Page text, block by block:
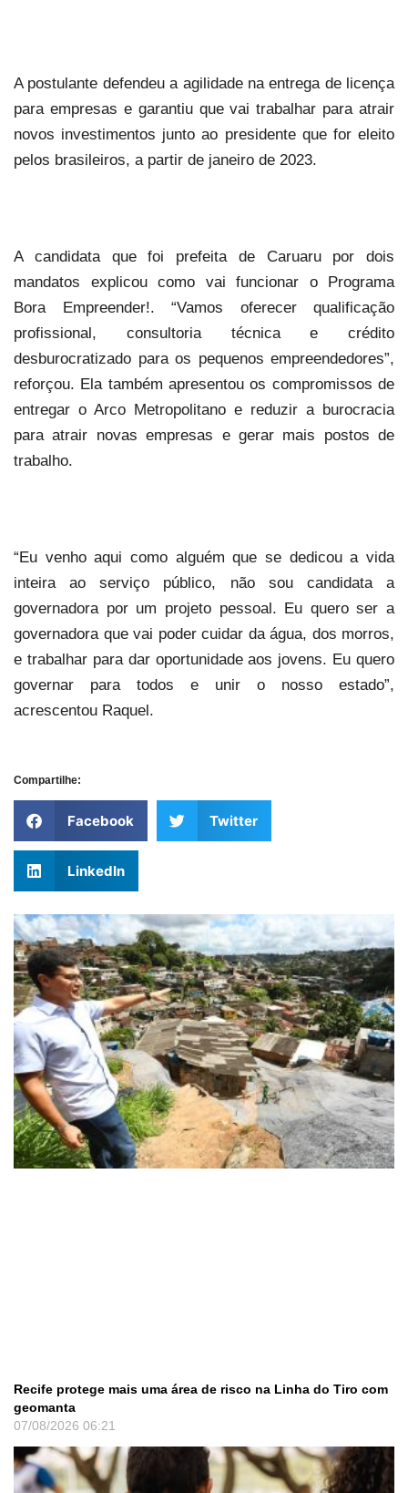
A postulante defendeu a agilidade na entrega de licença
para empresas e garantiu que vai trabalhar para atrair
novos investimentos junto ao presidente que for eleito
pelos brasileiros, a partir de janeiro de 2023.
A candidata que foi prefeita de Caruaru por dois
mandatos explicou como vai funcionar o Programa
Bora Empreender!. “Vamos oferecer qualificação
profissional, consultoria técnica e crédito
desburocratizado para os pequenos empreendedores”,
reforçou. Ela também apresentou os compromissos de
entregar o Arco Metropolitano e reduzir a burocracia
para atrair novas empresas e gerar mais postos de
trabalho.
“Eu venho aqui como alguém que se dedicou a vida
inteira ao serviço público, não sou candidata a
governadora por um projeto pessoal. Eu quero ser a
governadora que vai poder cuidar da água, dos morros,
e trabalhar para dar oportunidade aos jovens. Eu quero
governar para todos e unir o nosso estado”,
acrescentou Raquel.
Compartilhe:
Facebook Twitter
LinkedIn
Recife protege mais uma área de risco na Linha do Tiro com
geomanta
07/08/2026 06:21